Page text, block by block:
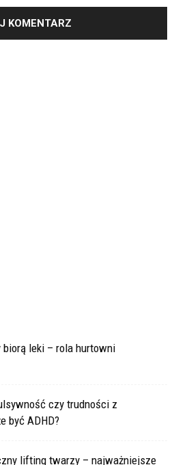
biorą leki – rola hurtowni
czy trudności z
być ADHD?
lifting twarzy – najważniejsze